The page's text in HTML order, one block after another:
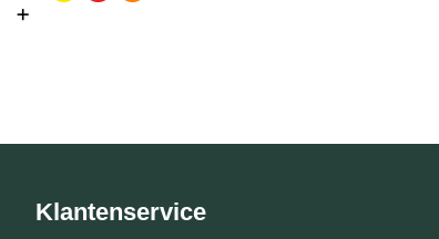
Klantenservice